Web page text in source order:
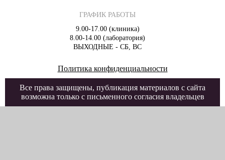
ГРАФИК РАБОТЫ
9.00-17.00 (клиника)
8.00-14.00 (лаборатория)
ВЫХОДНЫЕ - СБ, ВС
Политика конфиденциальности
Все права защищены, публикация материалов с сайта
возможна только с письменного согласия владельцев